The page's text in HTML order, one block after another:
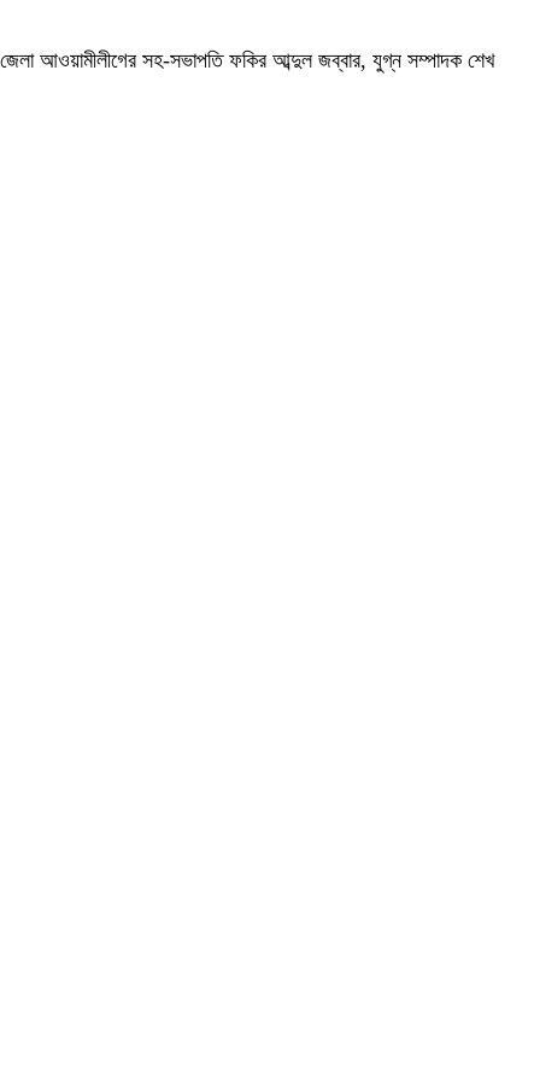
আওয়ামীলীগের সহ-সভাপতি ফকির আব্দুল জব্বার, যুগ্ন সম্পাদক শেখ